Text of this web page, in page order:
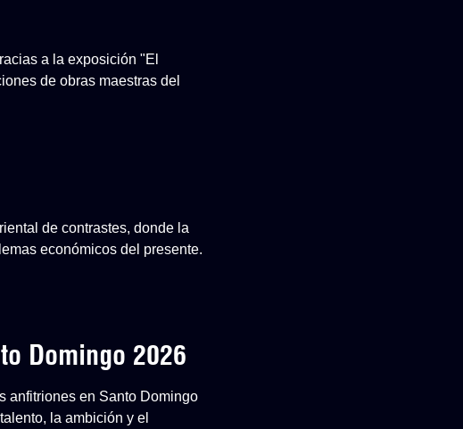
a la exposición "El
de obras maestras del
de contrastes, donde la
económicos del presente.
Domingo 2026
anfitriones en Santo Domingo
la ambición y el